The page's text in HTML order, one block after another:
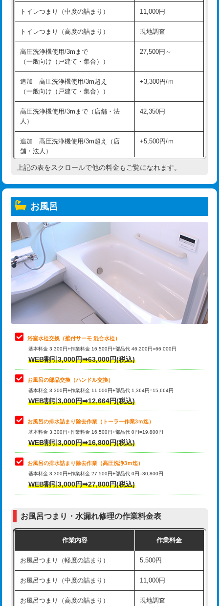
トイレつまり（中度の詰まり） 11,000円
トイレつまり（高度の詰まり） 現地調査
高圧洗浄機使用/3mまで
（一般向け（戸建て・集合））
27,500円～
追加 高圧洗浄機使用/3m超え
（一般向け（戸建て・集合））
+3,300円/ｍ
高圧洗浄機使用/3mまで（店舗・法
人）
42,350円
追加 高圧洗浄機使用/3m超え（店
舗・法人）
+5,500円/ｍ
高度高圧洗浄換 現地調査
トーラー機使用/3mまで
追加トーラー機使用/3m超え
カメラ調査 33,000円
桝清掃 8,800円
止水・漏水調査・防水処理・清掃・修
理・調整・分解・加工など（軽作業）
止水・漏水調査・防水処理・清掃・修
理・調整・分解・加工など（中作業）
22,000円
止水・漏水調査・防水処理・清掃・修
理・調整・分解・加工など（重作業）
33,000円
トイレタンク脱着
トイレ便器脱着
タンクレストイレ脱着 33,000円
小便器トイレ脱着
その他部品の脱着 8,800円～
交換・取付（タンク）
交換・取付（普通便座） 11,000円+材料費
交換・取付（温水洗浄便座） 16,500円+材料費
交換・取付(単水栓（壁付・デッキ
式）)
13,200円+材料費
交換・取付(混合水栓（壁付・デッキ
式・ワンホール）)
16,500円+材料費
上記の表をスクロールで他の料金もご覧になれます。
お風呂
浴室水栓交換（壁付サーモ 混合水栓）
基本料金 3,300円+作業料金 16,500円+部品代 46,200円=66,000円
WEB割引3,000円➡63,000円(税込)
お風呂の部品交換（ハンドル交換）
基本料金 3,300円+作業料金 11,000円+部品代 1,364円=15,664円
WEB割引3,000円➡12,664円(税込)
お風呂の排水詰まり除去作業（トーラー作業3ｍ迄）
基本料金 3,300円+作業料金 16,500円+部品代 0円=19,800円
WEB割引3,000円➡16,800円(税込)
お風呂の排水詰まり除去作業（高圧洗浄3ｍ迄）
基本料金 3,300円+作業料金 27,500円+部品代 0円=30,800円
WEB割引3,000円➡27,800円(税込)
お風呂つまり・水漏れ修理の作業料金表
作業内容 作業料金
お風呂つまり（軽度の詰まり） 5,500円
お風呂つまり（中度の詰まり） 11,000円
お風呂つまり（高度の詰まり） 現地調査